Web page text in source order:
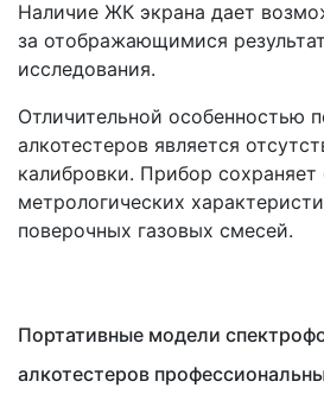
Наличие ЖК экрана дает
за отображающимися
исследования.
Отличительной особенностью
алкотестеров является
калибровки. Прибор сохраняет
метрологических
поверочных газовых смесей.
Портативные модели
алкотестеров